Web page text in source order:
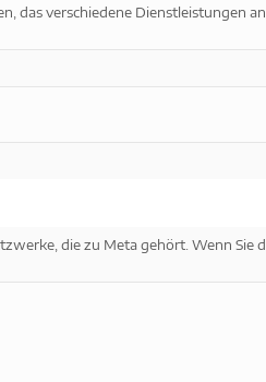
das verschiedene Dienstleistungen
die zu Meta gehört. Wenn Sie